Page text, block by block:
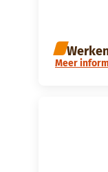
Meer